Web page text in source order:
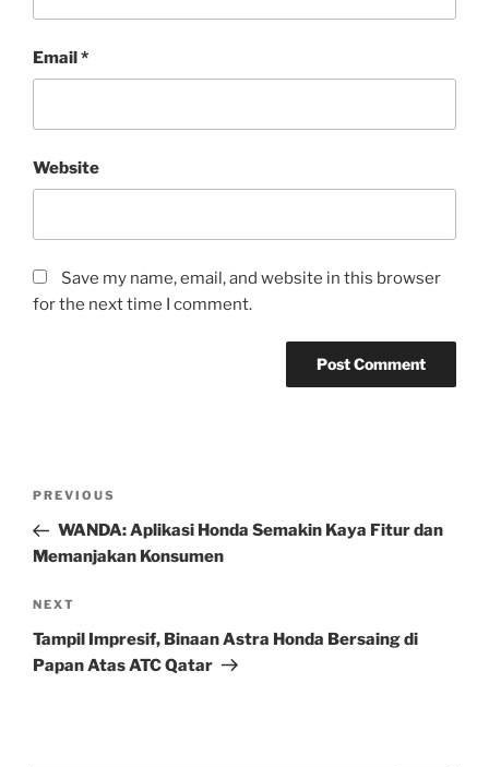
Email*
Website
Save my name, email, and website in this browser
for the next time I comment.
Previous
Post
PREVIOUS
WANDA: Aplikasi Honda Semakin Kaya Fitur dan
Memanjakan Konsumen
Next
Post
NEXT
Tampil Impresif, Binaan Astra Honda Bersaing di
Papan Atas ATC Qatar